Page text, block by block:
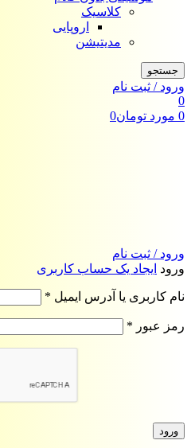
کلاسیک
اروپایی
مدیتیشن
جستجو
ورود / ثبت نام
0
0 مورد تومان0
ورود / ثبت نام
ورود ایجاد یک حساب کاربری
نام کاربری یا آدرس ایمیل *
رمز عبور *
ورود